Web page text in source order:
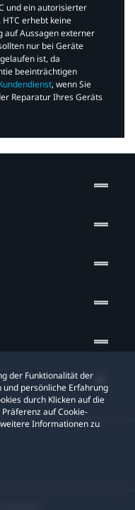
und ein autorisierter
erhebt keine
auf Aussagen externer
nur bei Geräte
ist, da
beeinträchtigen
, wenn Sie
Reparatur Ihres Geräts
der Funktionalität der
persönliche Erfahrung
durch Klicken auf die
auf Cookie-
Informationen zu